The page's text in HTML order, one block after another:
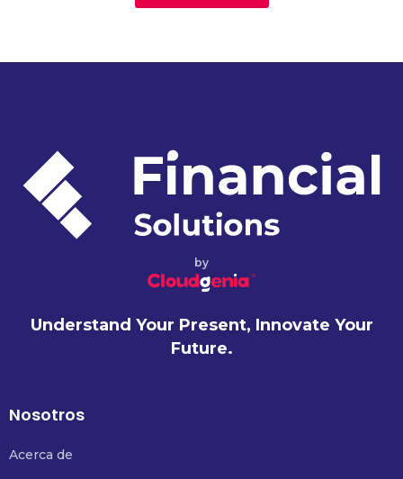
by
Understand Your Present, Innovate Your
Future.
Nosotros
Acerca de